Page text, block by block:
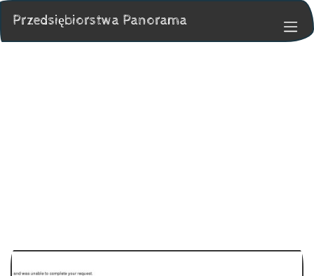
Przedsiębiorstwa Panorama